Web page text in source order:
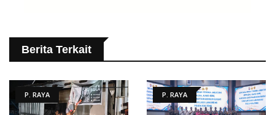
Berita Terkait
P. RAYA P. RAYA